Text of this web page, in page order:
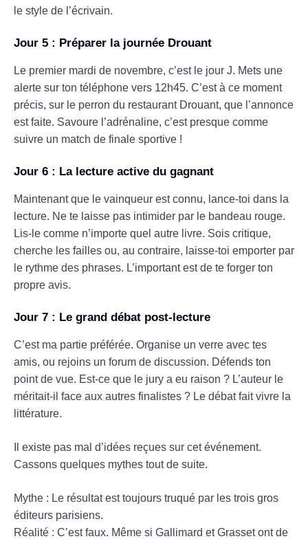
le style de l’écrivain.
Jour 5 : Préparer la journée Drouant
Le premier mardi de novembre, c’est le jour J. Mets une
alerte sur ton téléphone vers 12h45. C’est à ce moment
précis, sur le perron du restaurant Drouant, que l’annonce
est faite. Savoure l’adrénaline, c’est presque comme
suivre un match de finale sportive !
Jour 6 : La lecture active du gagnant
Maintenant que le vainqueur est connu, lance-toi dans la
lecture. Ne te laisse pas intimider par le bandeau rouge.
Lis-le comme n’importe quel autre livre. Sois critique,
cherche les failles ou, au contraire, laisse-toi emporter par
le rythme des phrases. L’important est de te forger ton
propre avis.
Jour 7 : Le grand débat post-lecture
C’est ma partie préférée. Organise un verre avec tes
amis, ou rejoins un forum de discussion. Défends ton
point de vue. Est-ce que le jury a eu raison ? L’auteur le
méritait-il face aux autres finalistes ? Le débat fait vivre la
littérature.
Il existe pas mal d’idées reçues sur cet événement.
Cassons quelques mythes tout de suite.
Mythe : Le résultat est toujours truqué par les trois gros
éditeurs parisiens.
Réalité : C’est faux. Même si Gallimard et Grasset ont de